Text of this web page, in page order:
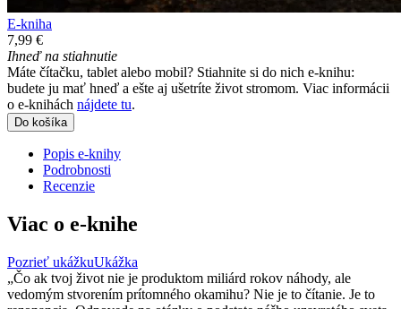
E-kniha
7,99 €
Ihneď na stiahnutie
Máte čítačku, tablet alebo mobil? Stiahnite si do nich e-knihu:
budete ju mať hneď a ešte aj ušetríte život stromom. Viac informácii
o e-knihách nájdete tu.
Do košíka
Popis e-knihy
Podrobnosti
Recenzie
Viac o e-knihe
Pozrieť ukážkuUkážka
„Čo ak tvoj život nie je produktom miliárd rokov náhody, ale
vedomým stvorením prítomného okamihu? Nie je to čítanie. Je to